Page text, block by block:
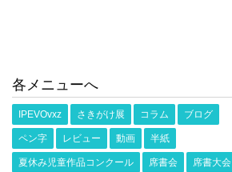
各メニューへ
IPEVOvxz さきがけ展 コラム ブログ
ペン字 レビュー 動画 半紙
夏休み児童作品コンクール 席書会 席書大会